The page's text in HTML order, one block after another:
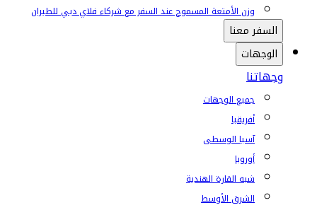
وزن الأمتعة المسموح عند السفر مع شركاء فلاي دبي للطيران
السفر معنا
الوجهات
وجهاتنا
جميع الوجهات
أفريقيا
آسيا الوسطى
أوروبا
شبه القارة الهندية
الشرق الأوسط